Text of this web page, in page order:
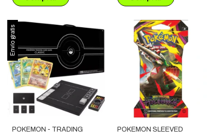
Envío gratis
POKEMON - TRADING
POKEMON SLEEVED